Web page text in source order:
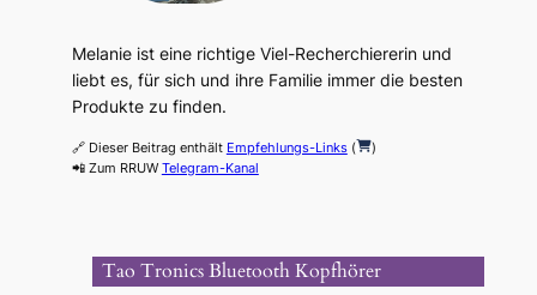
Melanie ist eine richtige Viel-Recherchiererin und
liebt es, für sich und ihre Familie immer die besten
Produkte zu finden.
🔗 Dieser Beitrag enthält Empfehlungs-Links(
)
📲 Zum RRUW Telegram-Kanal
Tao Tronics Bluetooth Kopfhörer